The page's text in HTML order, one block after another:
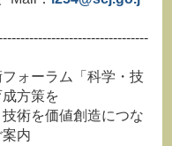
ォーラム「科学・技
方策を
術を価値創造につな
内